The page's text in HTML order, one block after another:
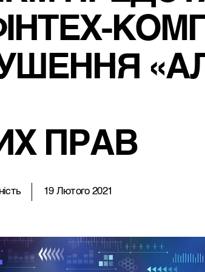
ПРАВ
19 Лютого 2021